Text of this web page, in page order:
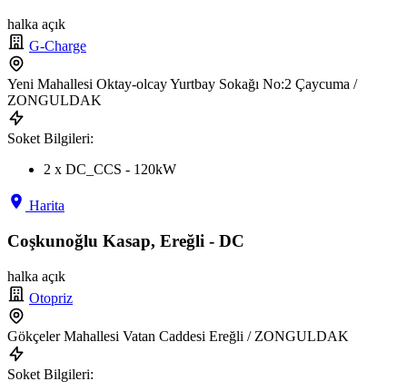
halka açık
G-Charge
Yeni Mahallesi Oktay-olcay Yurtbay Sokağı No:2 Çaycuma /
ZONGULDAK
Soket Bilgileri:
2 x DC_CCS - 120kW
Harita
Coşkunoğlu Kasap, Ereğli - DC
halka açık
Otopriz
Gökçeler Mahallesi Vatan Caddesi Ereğli / ZONGULDAK
Soket Bilgileri: